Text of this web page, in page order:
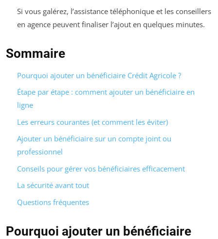
Si vous galérez, l’assistance téléphonique et les conseillers
en agence peuvent finaliser l’ajout en quelques minutes.
Sommaire
Pourquoi ajouter un bénéficiaire Crédit Agricole ?
Étape par étape : comment ajouter un bénéficiaire en
ligne
Les erreurs courantes (et comment les éviter)
Ajouter un bénéficiaire sur un compte joint ou
professionnel
Conseils pour gérer vos bénéficiaires efficacement
La sécurité avant tout
Questions fréquentes
Pourquoi ajouter un bénéficiaire